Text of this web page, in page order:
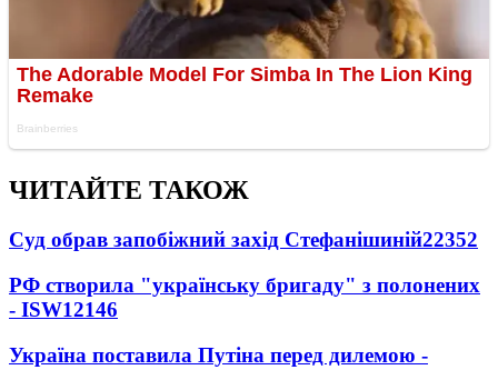
ЧИТАЙТЕ ТАКОЖ
Суд обрав запобіжний захід Стефанішиній22352
РФ створила "українську бригаду" з полонених
- ISW12146
Україна поставила Путіна перед дилемою -